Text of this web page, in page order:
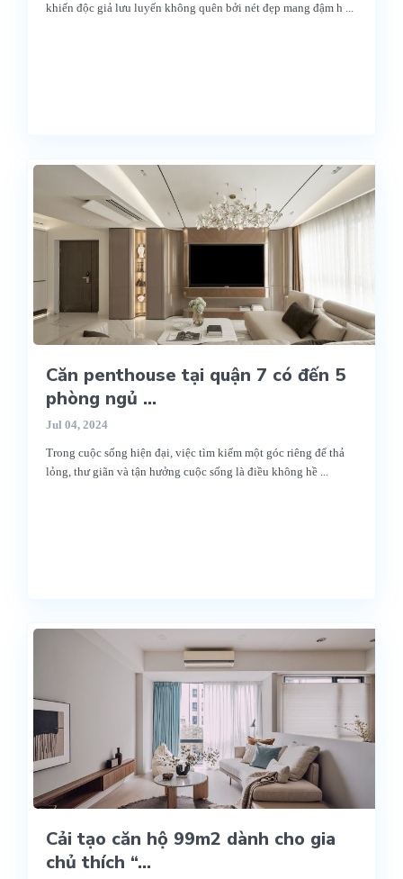
khiến độc giả lưu luyến không quên bởi nét đẹp mang đậm h ...
Căn penthouse tại quận 7 có đến 5
phòng ngủ ...
Jul 04, 2024
Trong cuộc sống hiện đại, việc tìm kiếm một góc riêng để thả
lỏng, thư giãn và tận hưởng cuộc sống là điều không hề ...
Cải tạo căn hộ 99m2 dành cho gia
chủ thích “...